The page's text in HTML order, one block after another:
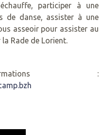
participer à une
de danse, assister à une
asseoir pour assister au
Rade de Lorient.
: